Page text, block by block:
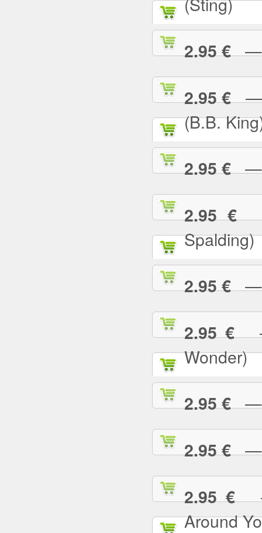
2.95 €— I
2.95 €— I
(B.B.
2.95 €— I
2.95 €—
Spalding)
2.95 €— I
2.95 €—
Wonder)
2.95 €—
2.95 €—
2.95 €—
Around